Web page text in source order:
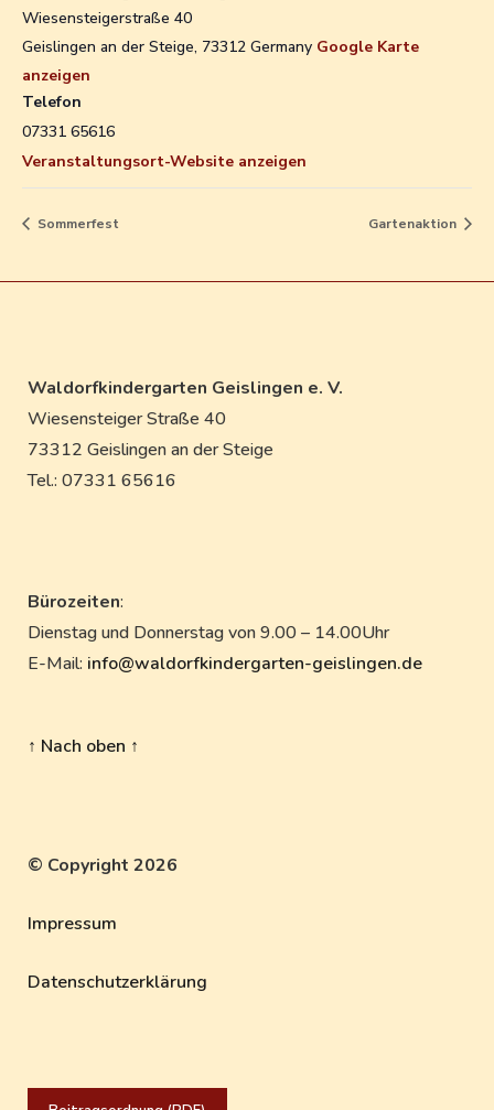
Wiesensteigerstraße 40
Geislingen an der Steige, 73312 Germany Google Karte
anzeigen
Telefon
07331 65616
Veranstaltungsort-Website anzeigen
Sommerfest Gartenaktion
Waldorfkindergarten Geislingen e. V.
Wiesensteiger Straße 40
73312 Geislingen an der Steige
Tel.: 07331 65616
Bürozeiten:
Dienstag und Donnerstag von 9.00 – 14.00Uhr
E-Mail: info@waldorfkindergarten-geislingen.de
↑ Nach oben ↑
© Copyright 2026
Impressum
Datenschutzerklärung